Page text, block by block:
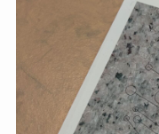
探究型バレエ